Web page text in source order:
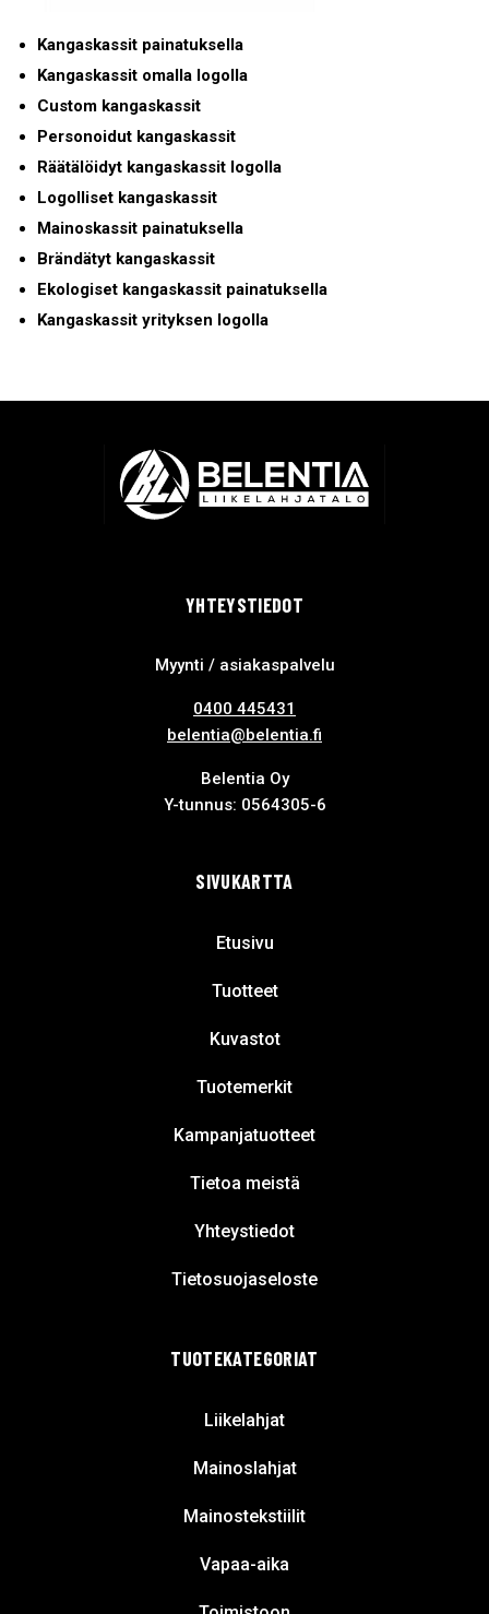
Kangaskassit painatuksella
Kangaskassit omalla logolla
Custom kangaskassit
Personoidut kangaskassit
Räätälöidyt kangaskassit logolla
Logolliset kangaskassit
Mainoskassit painatuksella
Brändätyt kangaskassit
Ekologiset kangaskassit painatuksella
Kangaskassit yrityksen logolla
YHTEYSTIEDOT
Myynti / asiakaspalvelu
0400 445431
belentia@belentia.fi
Belentia Oy
Y-tunnus: 0564305-6
SIVUKARTTA
Etusivu
Tuotteet
Kuvastot
Tuotemerkit
Kampanjatuotteet
Tietoa meistä
Yhteystiedot
Tietosuojaseloste
TUOTEKATEGORIAT
Liikelahjat
Mainoslahjat
Mainostekstiilit
Vapaa-aika